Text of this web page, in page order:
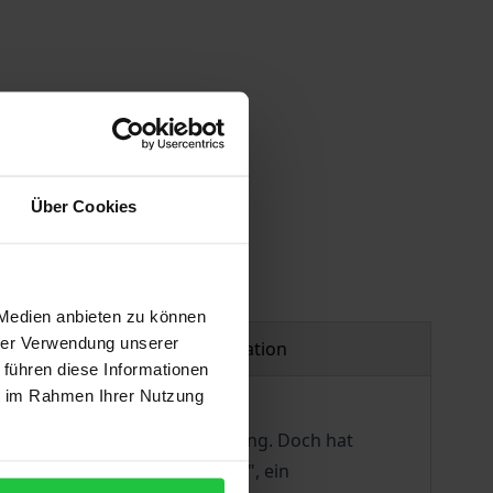
Über Cookies
anbieten zu können
Verwendung unserer
diese Informationen
Rahmen Ihrer Nutzung
Product safety information
man ihn kaum in Verbindung. Doch hat
"Blättern für die Kunst", ein